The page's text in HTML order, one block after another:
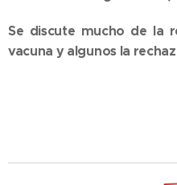
Se discute mucho de la
vacuna y algunos la